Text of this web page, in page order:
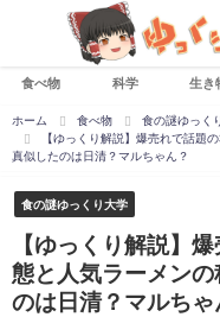
食べ物 科学 生き
ホーム 食べ物
食の謎ゆっく
【ゆっくり解説】爆売れで話題
真似したのは日清？マルちゃん？
食の謎ゆっくり大学
【ゆっくり解説】
態と人気ラーメン
のは日清？マルちゃ